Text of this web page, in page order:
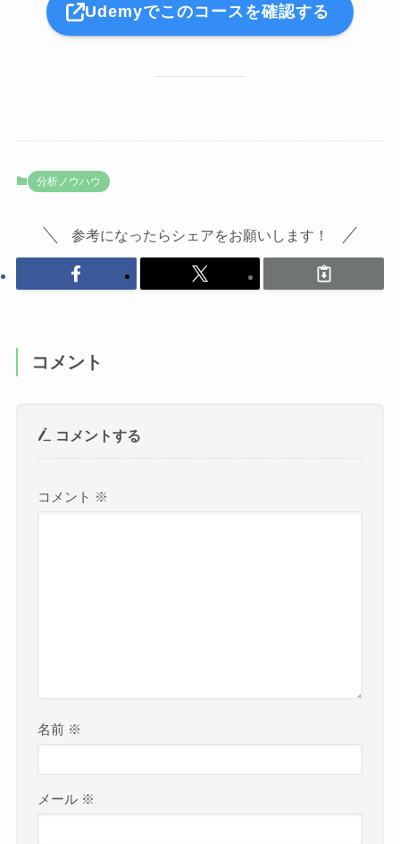
Udemyでこのコースを確認する
分析ノウハウ
参考になったらシェアをお願いします！
コメント
コメントする
コメント ※
名前 ※
メール ※